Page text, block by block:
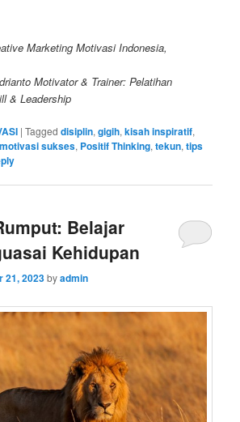
Marketing Motivasi Indonesia,
Motivator & Trainer: Pelatihan
& Leadership
|Tagged disiplin,gigih,kisah inspiratif,
motivasi sukses, Positif Thinking,tekun,tips
Belajar
Kehidupan
21, 2023byadmin